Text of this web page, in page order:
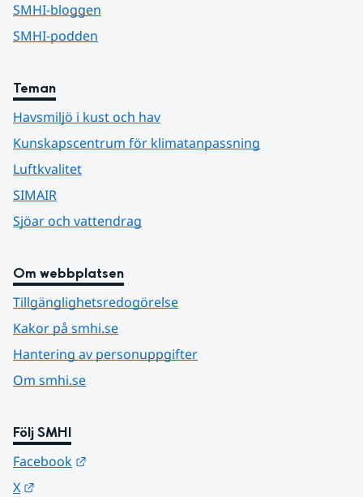
SMHI-bloggen
SMHI-podden
Teman
Havsmiljö i kust och hav
Kunskapscentrum för klimatanpassning
Luftkvalitet
SIMAIR
Sjöar och vattendrag
Om webbplatsen
Tillgänglighetsredogörelse
Kakor på smhi.se
Hantering av personuppgifter
Om smhi.se
Följ SMHI
Facebook
X